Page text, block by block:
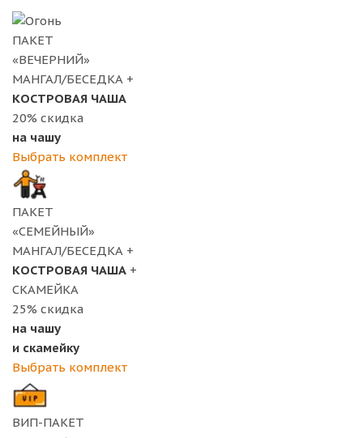
ПАКЕТ
«ВЕЧЕРНИЙ»
МАНГАЛ/БЕСЕДКА +
КОСТРОВАЯ ЧАША
20% скидка
на чашу
Выбрать комплект
ПАКЕТ
«СЕМЕЙНЫЙ»
МАНГАЛ/БЕСЕДКА +
КОСТРОВАЯ ЧАША +
СКАМЕЙКА
25% скидка
на чашу
и скамейку
Выбрать комплект
ВИП-ПАКЕТ